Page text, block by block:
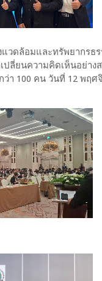
วดล้อมและทรัพยากรธ
ปลี่ยนความคิดเห็นอย่าง
า 100 คน วันที่ 12 พฤ